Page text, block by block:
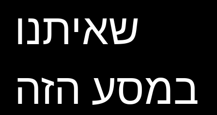
שאיתנו
במסע הזה